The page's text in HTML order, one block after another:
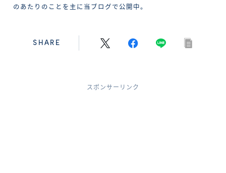
のあたりのことを主に当ブログで公開中。
SHARE
スポンサーリンク